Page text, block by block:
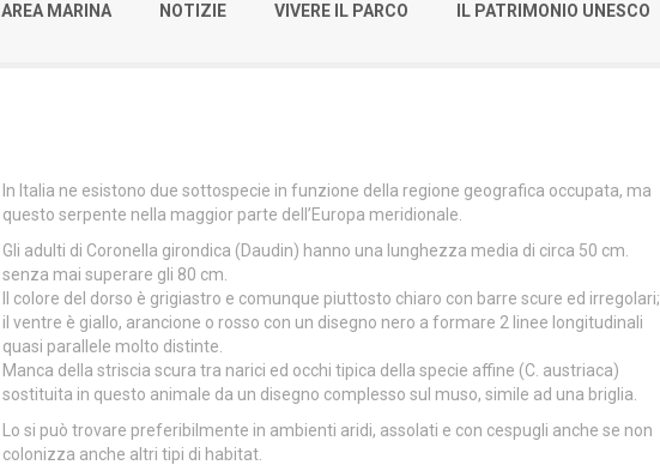
AREA MARINA NOTIZIE VIVERE IL PARCO IL PATRIMONIO UNESCO
In Italia ne esistono due sottospecie in funzione della regione geografica occupata, ma
questo serpente nella maggior parte dell’Europa meridionale.
Gli adulti di Coronella girondica (Daudin) hanno una lunghezza media di circa 50 cm.
senza mai superare gli 80 cm.
Il colore del dorso è grigiastro e comunque piuttosto chiaro con barre scure ed irregolari;
il ventre è giallo, arancione o rosso con un disegno nero a formare 2 linee longitudinali
quasi parallele molto distinte.
Manca della striscia scura tra narici ed occhi tipica della specie affine (C. austriaca)
sostituita in questo animale da un disegno complesso sul muso, simile ad una briglia.
Lo si può trovare preferibilmente in ambienti aridi, assolati e con cespugli anche se non
colonizza anche altri tipi di habitat.